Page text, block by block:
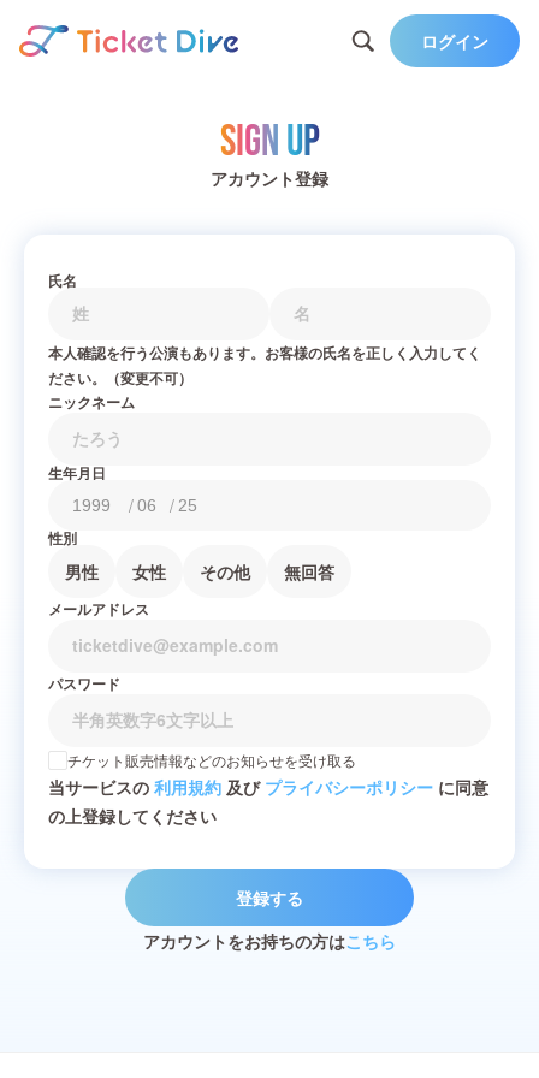
ログイン
Sign Up
アカウント登録
氏名
本人確認を行う公演もあります。お客様の氏名を正しく入力してく
ださい。（変更不可）
ニックネーム
生年月日
/ /
性別
男性 女性 その他 無回答
メールアドレス
パスワード
チケット販売情報などのお知らせを受け取る
当サービスの 利用規約 及び プライバシーポリシー に同意
の上登録してください
登録する
アカウントをお持ちの方はこちら